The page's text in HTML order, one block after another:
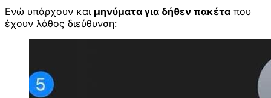
Ενώ υπάρχουν και μηνύματα για δήθεν πακέτα που
έχουν λάθος διεύθυνση: